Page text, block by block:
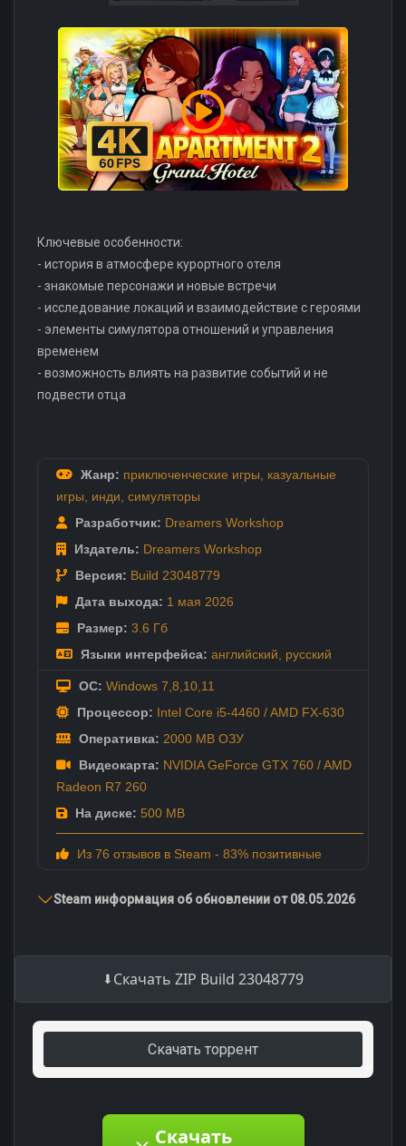
Ключевые особенности:
- история в атмосфере курортного отеля
- знакомые персонажи и новые встречи
- исследование локаций и взаимодействие с героями
- элементы симулятора отношений и управления
временем
- возможность влиять на развитие событий и не
подвести отца
Жанр: приключенческие игры
казуальные
игры
инди симуляторы
Разработчик: Dreamers Workshop
Издатель: Dreamers Workshop
Версия: Build 23048779
Дата выхода: 1 мая 2026
Размер: 3.6 Гб
Языки интерфейса: английский русский
ОС: Windows 7,8,10,11
Процессор: Intel Core i5-4460 / AMD FX-630
Оперативка: 2000 MB ОЗУ
Видеокарта: NVIDIA GeForce GTX 760 / AMD
Radeon R7 260
На диске: 500 MB
Из 76 отзывов в Steam - 83% позитивные
Steam информация об обновлении от 08.05.2026
Скачать ZIP Build 23048779
Скачать торрент
Скачать